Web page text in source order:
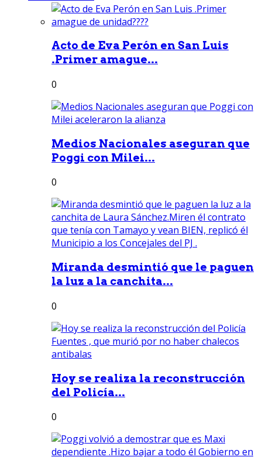
Acto de Eva Perón en San Luis
.Primer amague...
0
Medios Nacionales aseguran que
Poggi con Milei...
0
Miranda desmintió que le paguen
la luz a la canchita...
0
Hoy se realiza la reconstrucción
del Policía...
0